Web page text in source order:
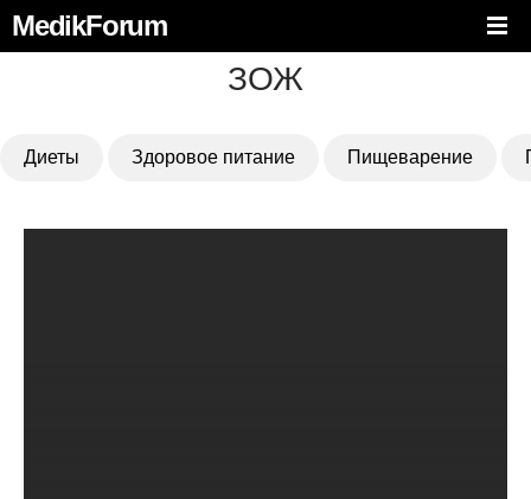
MedikForum
ЗОЖ
Диеты Здоровое питание Пищеварение